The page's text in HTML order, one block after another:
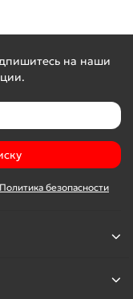
на наши
Политика безопасности